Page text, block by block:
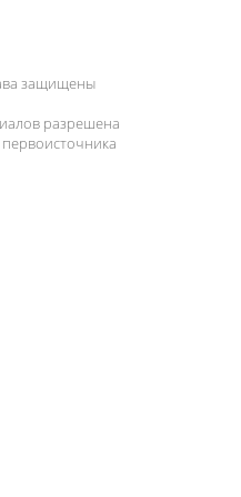
защищены
разрешена